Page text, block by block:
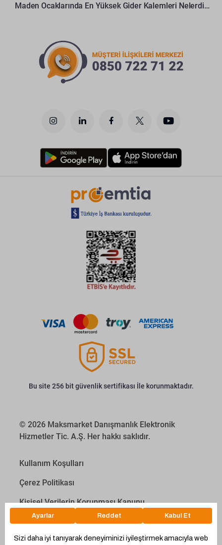
Maden Ocaklarında En Yüksek Gider Kalemleri Nelerdir?
Bu site 256 bit güvenlik sertifikası İle korunmaktadır.
© 2026 Maksmarket Danışmanlık Elektronik
Hizmetler Tic. A.Ş. Her hakkı saklıdır.
Kullanım Koşulları
Çerez Politikası
Kişisel Verilerin Korunması Kanunu
İletişim Aydınlatma Metni
Proyakıt